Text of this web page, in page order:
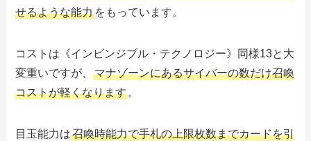
せるような能力 をもっています。
コストは《インビンジブル・テクノロジー》同様13と大
変重いですが、マナゾーンにあるサイバーの数だけ召喚
コストが軽くなります 。
目玉能力は召喚時能力で手札の上限枚数までカードを引